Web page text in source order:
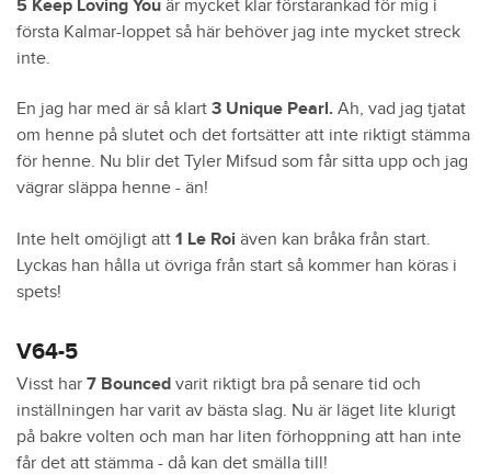
5 Keep Loving You är mycket klar förstarankad för mig i
första Kalmar-loppet så här behöver jag inte mycket streck
inte.
En jag har med är så klart 3 Unique Pearl. Ah, vad jag tjatat
om henne på slutet och det fortsätter att inte riktigt stämma
för henne. Nu blir det Tyler Mifsud som får sitta upp och jag
vägrar släppa henne - än!
Inte helt omöjligt att 1 Le Roi även kan bråka från start.
Lyckas han hålla ut övriga från start så kommer han köras i
spets!
V64-5
Visst har 7 Bounced varit riktigt bra på senare tid och
inställningen har varit av bästa slag. Nu är läget lite klurigt
på bakre volten och man har liten förhoppning att han inte
får det att stämma - då kan det smälla till!